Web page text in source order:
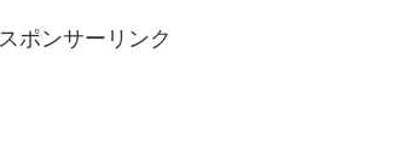
スポンサーリンク